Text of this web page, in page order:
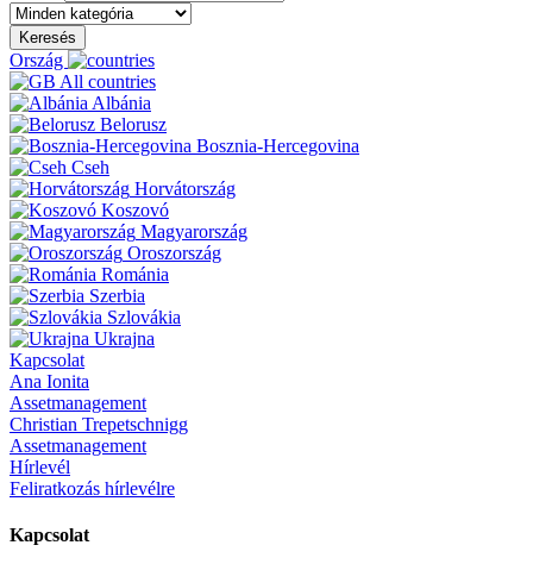
Keresés
Ország
All countries
Albánia
Belorusz
Bosznia-Hercegovina
Cseh
Horvátország
Koszovó
Magyarország
Oroszország
Románia
Szerbia
Szlovákia
Ukrajna
Kapcsolat
Ana Ionita
Assetmanagement
Christian Trepetschnigg
Assetmanagement
Hírlevél
Feliratkozás hírlevélre
Kapcsolat